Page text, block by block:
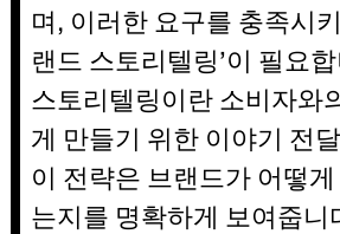
며, 이러한 요구를 충족시
랜드 스토리텔링’이 필요
스토리텔링이란 소비자와
게 만들기 위한 이야기 전
이 전략은 브랜드가 어떻
는지를 명확하게 보여줍니